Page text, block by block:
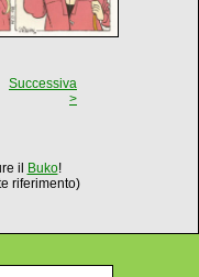
Successiva
>
il Buko!
riferimento)